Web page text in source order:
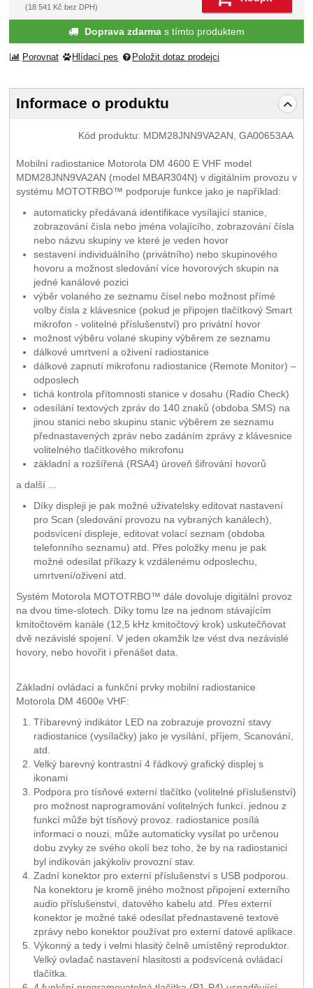
(18 541 Kč bez DPH)
Doprava zdarmas tímto produktem
Porovnat Hlídací pes Položit dotaz prodejci
Informace o produktu
Kód produktu: MDM28JNN9VA2AN, GA00653AA
Mobilní radiostanice Motorola DM 4600 E VHF model
MDM28JNN9VA2AN (model MBAR304N) v digitálním provozu v
systému MOTOTRBO™ podporuje funkce jako je například:
automaticky předávaná identifikace vysílající stanice,
zobrazování čísla nebo jména volajícího, zobrazování čísla
nebo názvu skupiny ve které je veden hovor
sestavení individuálního (privátního) nebo skupinového
hovoru a možnost sledování více hovorových skupin na
jedné kanálové pozici
výběr volaného ze seznamu čísel nebo možnost přímé
volby čísla z klávesnice (pokud je připojen tlačítkový Smart
mikrofon - volitelné příslušenství) pro privátní hovor
možnost výběru volané skupiny výběrem ze seznamu
dálkové umrtvení a oživení radiostanice
dálkové zapnutí mikrofonu radiostanice (Remote Monitor) –
odposlech
tichá kontrola přítomnosti stanice v dosahu (Radio Check)
odesílání textových zpráv do 140 znaků (obdoba SMS) na
jinou stanici nebo skupinu stanic výběrem ze seznamu
přednastavených zpráv nebo zadáním zprávy z klávesnice
volitelného tlačítkového mikrofonu
základní a rozšířená (RSA4) úroveň šifrování hovorů
a další ...
Díky displeji je pak možné uživatelsky editovat nastavení
pro Scan (sledování provozu na vybraných kanálech),
podsvícení displeje, editovat volací seznam (obdoba
telefonního seznamu) atd. Přes položky menu je pak
možné odesílat příkazy k vzdálenému odposlechu,
umrtvení/oživení atd.
Systém Motorola MOTOTRBO™ dále dovoluje digitální provoz
na dvou time-slotech. Díky tomu lze na jednom stávajícím
kmitočtovém kanále (12,5 kHz kmitočtový krok) uskutečňovat
dvě nezávislé spojení. V jeden okamžik lze vést dva nezávislé
hovory, nebo hovořit i přenášet data.
Základní ovládací a funkční prvky mobilní radiostanice
Motorola DM 4600e VHF:
Tříbarevný indikátor LED na zobrazuje provozní stavy
radiostanice (vysílačky) jako je vysílání, příjem, Scanování,
atd.
Velký barevný kontrastní 4 řádkový grafický displej s
ikonami
Podpora pro tísňové externí tlačítko (volitelné příslušenství)
pro možnost naprogramování volitelných funkcí. jednou z
funkcí může být tísňový provoz. radiostanice posílá
informaci o nouzi, může automaticky vysílat po určenou
dobu zvyky ze svého okolí bez toho, že by na radiostanici
byl indikován jakýkoliv provozní stav.
Zadní konektor pro externí příslušenství s USB podporou.
Na konektoru je kromě jiného možnost připojení externího
audio příslušenství, datového kabelu atd. Přes externí
konektor je možné také odesílat přednastavené textové
zprávy nebo konektor používat pro externí datové aplikace.
Výkonný a tedy i velmi hlasitý čelně umístěný reproduktor.
Velký ovladač nastavení hlasitosti a podsvícená ovládací
tlačítka.